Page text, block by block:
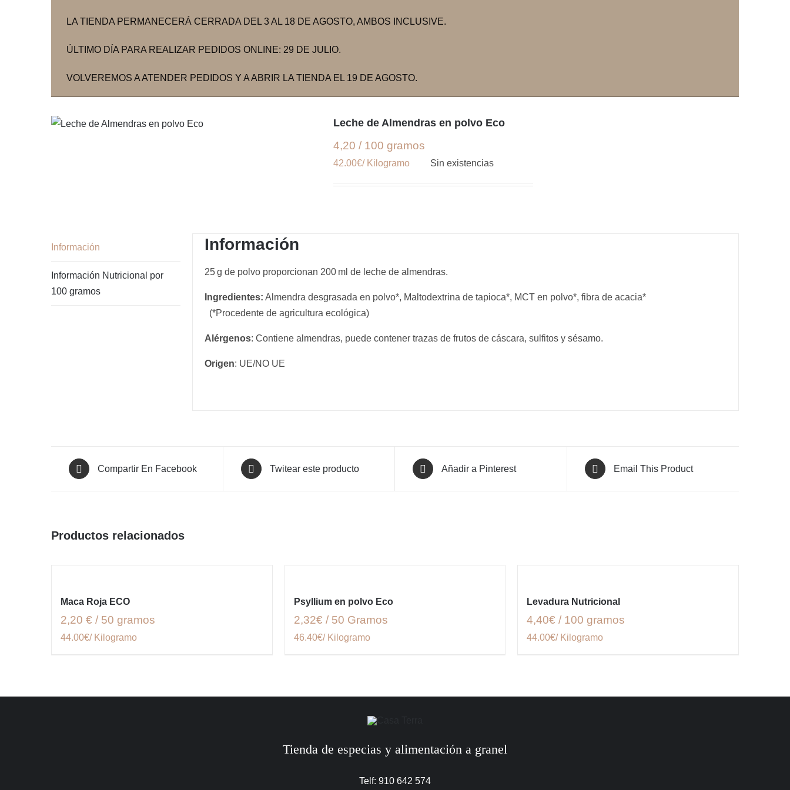
LA TIENDA PERMANECERÁ CERRADA DEL 3 AL 18 DE AGOSTO, AMBOS INCLUSIVE.
ÚLTIMO DÍA PARA REALIZAR PEDIDOS ONLINE: 29 DE JULIO.
VOLVEREMOS A ATENDER PEDIDOS Y A ABRIR LA TIENDA EL 19 DE AGOSTO.
Leche de Almendras en polvo Eco
4,20 / 100 gramos
42.00€/ Kilogramo Sin existencias
Información
Información Nutricional por
100 gramos
Información
25 g de polvo proporcionan 200 ml de leche de almendras.
Ingredientes: Almendra desgrasada en polvo*, Maltodextrina de tapioca*, MCT en polvo*, fibra de acacia*
(*Procedente de agricultura ecológica)
Alérgenos: Contiene almendras, puede contener trazas de frutos de cáscara, sulfitos y sésamo.
Origen: UE/NO UE
Compartir En Facebook Twitear este producto Añadir a Pinterest Email This Product
Productos relacionados
Maca Roja ECO
2,20 € / 50 gramos
44.00€/ Kilogramo
Psyllium en polvo Eco
2,32€ / 50 Gramos
46.40€/ Kilogramo
Levadura Nutricional
4,40€ / 100 gramos
44.00€/ Kilogramo
Tienda de especias y alimentación a granel
Telf: 910 642 574